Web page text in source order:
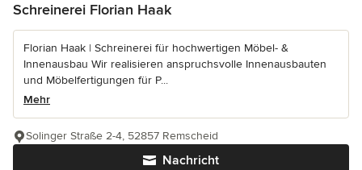
Schreinerei Florian Haak
Florian Haak | Schreinerei für hochwertigen Möbel- &
Innenausbau Wir realisieren anspruchsvolle Innenausbauten
und Möbelfertigungen für P...
Mehr
Nachricht
Solinger Straße 2-4, 52857 Remscheid